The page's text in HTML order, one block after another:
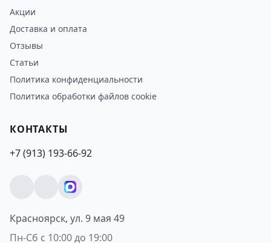
Акции
Доставка и оплата
Отзывы
Статьи
Политика конфиденциальности
Политика обработки файлов cookie
КОНТАКТЫ
+7 (913) 193-66-92
Красноярск, ул. 9 мая 49
Пн-Сб с 10:00 до 19:00